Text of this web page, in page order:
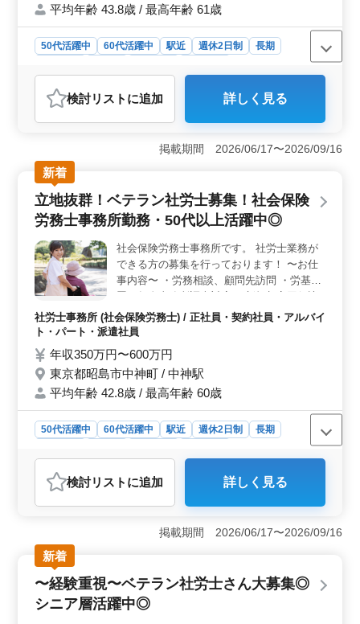
働きませんか？ お待ちしております！
平均年齢 43.8歳 / 最高年齢 61歳
50代活躍中 60代活躍中 駅近 週休2日制
長期
社労士事務所
おすすめポイント
＜社労士業務募集＞ 社労士法人での募集です。アット
ホームな雰囲気の事務所で、中高年の方々が活躍してい
ます。地域に密着した働きやすい環境で、経験を活かし
て新たなキャリアを築きませんか？ ＜業務内容＞
社労士事務所での労務業務全般を担当します。具体的に
は、労働や社会保険の手続き、給与計算、助成金の支給
申請などを行います。また、能力に応じて他の業務もお
立地で、通勤しやすい環境です。また、年間休日が120日
と多く、プライベートの充実も図れます。20代から60代
までのスタッフが在籍しており、多様な年齢層が活躍し
ています。
検討リスト に追加 詳しく見る
掲載期間 2026/06/17〜2026/09/16
新着
立地抜群！ベテラン社労士募集！社会保険
労務士事務所勤務・50代以上活躍中◎
社会保険労務士事務所です。 社労士業務が
できる方の募集を行っております！ 〜お仕
事内容〜 ・労務相談、顧問先訪問 ・労基
問 ・一部給与計算 等 その他付随する業務
〜ここがポイント〜 ・やったことのない業
す！ ・50代の新規採用実績有り ・年間休日
120日 スタッフは20代〜60代が在籍中◎ 皆
さまからのご応募、ぜひお待ちしておりま
す！
社労士事務所 (社会保険労務士) / 正社員・契約社員・アルバイ
ト・パート・派遣社員
年収350万円〜600万円
東京都昭島市中神町 / 中神駅
平均年齢 42.8歳 / 最高年齢 60歳
50代活躍中 60代活躍中 駅近 週休2日制
長期
社労士事務所
おすすめポイント
＜便利な立地と交通アクセス＞ 駅から近いため、通勤
時間を短縮し、仕事に集中できる環境です。また、周辺
には飲食店や商業施設も充実しており、快適な生活を送
ることができます。 ＜経験を活かせる職場環境＞
50代以上の経験豊富な社労士が多数在籍しており、その
豊富な知識と経験を活かして業務に取り組むことができ
ます。また、未経験の業務にも丁寧に指導し、スキルア
検討リスト に追加 詳しく見る
掲載期間 2026/06/17〜2026/09/16
新着
〜経験重視〜ベテラン社労士さん大募集◎
シニア層活躍中◎